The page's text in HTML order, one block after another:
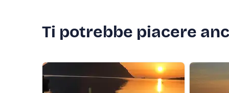
Ti potrebbe piacere